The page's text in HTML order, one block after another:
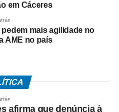
o
já
como
na
em Cáceres
mais agilidade no
AME no país
afirma que denúncia à